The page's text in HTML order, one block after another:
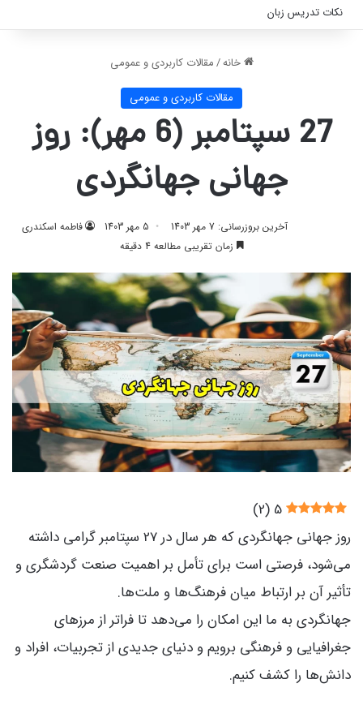
نکات تدریس زبان
خانه/مقالات کاربردی و عمومی
مقالات کاربردی و عمومی
27 سپتامبر (6 مهر): روز
جهانی جهانگردی
فاطمه اسکندری 5 مهر 1403
آخرین بروزرسانی: 7 مهر 1403
زمان تقریبی مطالعه 4 دقیقه
5
(
2
)
روز جهانی جهانگردی که هر سال در 27 سپتامبر گرامی داشته
می‌شود، فرصتی است برای تأمل بر اهمیت صنعت گردشگری و
تأثیر آن بر ارتباط میان فرهنگ‌ها و ملت‌ها.
جهانگردی به ما این امکان را می‌دهد تا فراتر از مرزهای
جغرافیایی و فرهنگی برویم و دنیای جدیدی از تجربیات، افراد و
دانش‌ها را کشف کنیم.